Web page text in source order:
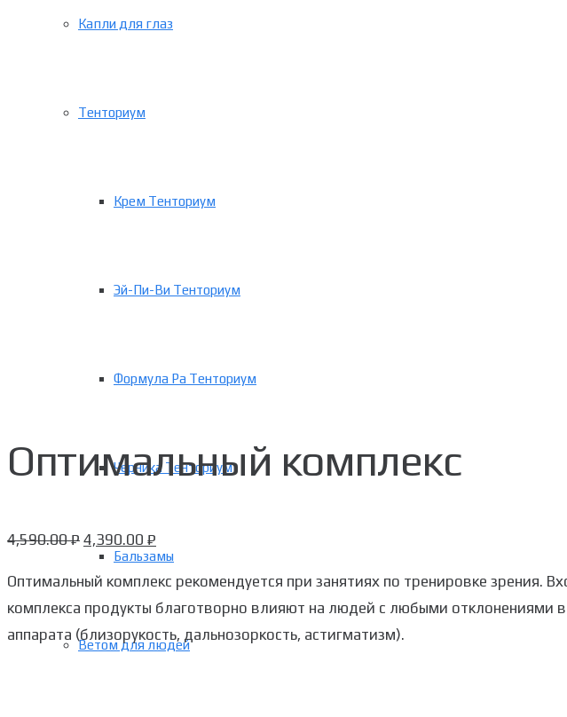
Капли для глаз
Тенториум
Крем Тенториум
Эй-Пи-Ви Тенториум
Формула Ра Тенториум
Черника Тенториум
Бальзамы
Ветом для людей
Оптимальный комплекс
4,590.00₽ 4,390.00 ₽
Оптимальный комплекс рекомендуется при занятиях по тренировке зрения.
комплекса продукты благотворно влияют на людей с любыми отклонениями в
аппарата (близорукость, дальнозоркость, астигматизм).